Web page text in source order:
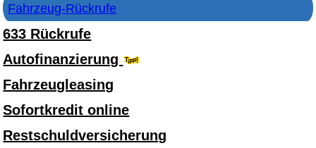
Fahrzeug-Rückrufe
633 Rückrufe
Autofinanzierung
Fahrzeugleasing
Sofortkredit online
Restschuldversicherung